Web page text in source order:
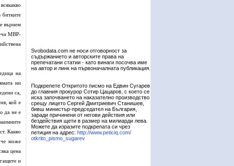
битките
върнем
МВР-
на
ни
са,
кой е
да не е
Какво
че може
цена
и
Svobodata.com не носи отговорност за
съдържанието и авторските права на
препечатани статии - като винаги посочва име
на автор и линк на първоначалната публикация.
Подкрепете Откритото писмо на Едвин Сугарев
до главния прокурор Сотир Цацаров, с което се
иска започването на наказателно производство
срещу лицето Сергей Дмитриевич Станишев,
бивш министър-председател на България,
заради причинени от негови действия или
бездействия щети в размер на милиарди лева.
Можете да изразите подкрепата си чрез
петиция на адрес: http://www.peticiq.com/
otkrito_pismo_sugarev